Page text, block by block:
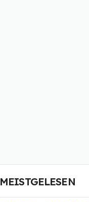
MEISTGELESEN